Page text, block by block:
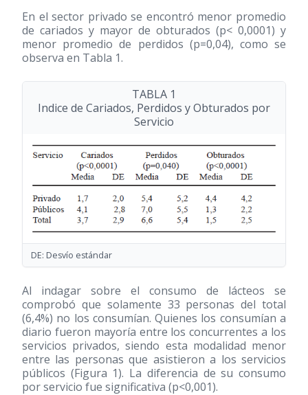
En el sector privado se encontró menor promedio
de cariados y mayor de obturados (p< 0,0001) y
menor promedio de perdidos (p=0,04), como se
observa en Tabla 1.
TABLA 1
Indice de Cariados, Perdidos y Obturados por
Servicio
DE: Desvío estándar
Al indagar sobre el consumo de lácteos se
comprobó que solamente 33 personas del total
(6,4%) no los consumían. Quienes los consumían a
diario fueron mayoría entre los concurrentes a los
servicios privados, siendo esta modalidad menor
entre las personas que asistieron a los servicios
públicos (Figura 1). La diferencia de su consumo
por servicio fue significativa (p<0,001).